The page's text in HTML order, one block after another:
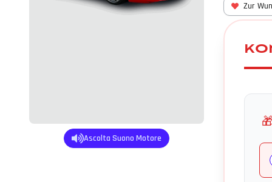
Ascolta Suono Motore
Zur